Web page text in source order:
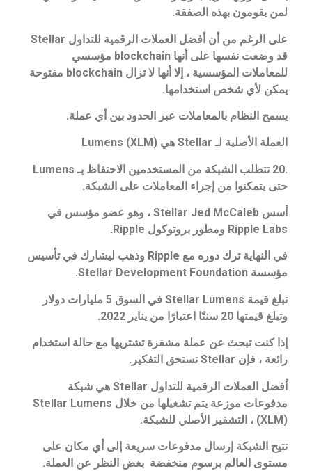
لمن يقومون بهذه الصفقة.
على الرغم من أن أفضل العملات الرقمية للتداول Stellar
قد وضعت نفسها على أنها blockchain مؤسسي
للمعاملات المؤسسية ، إلا أنها لا تزال blockchain مفتوحة
يمكن لأي شخص استخدامها.
يسمح النظام بالمعاملات عبر الحدود بين أي عملة.
العملة الأصلية لـ Stellar هي Lumens (XLM)
.20 تتطلب الشبكة من المستخدمين الاحتفاظ بـ Lumens
حتى يتمكنوا من إجراء المعاملات على الشبكة.
أسس Stellar Jed McCaleb ، وهو عضو مؤسس في
Ripple Labs ومطور بروتوكول Ripple.
في النهاية ترك دوره مع Ripple وذهب ليشارك في تأسيس
مؤسسة Stellar Development Foundation.
تبلغ قيمة Stellar Lumens في السوق 5 مليارات دولار
وتبلغ قيمتها 20 سنتًا اعتبارًا من يناير 2022.
إذا كنت تبحث عن عملة مشفرة تشتريها مع حالة استخدام
رائعة ، فإن Stellar تستحق التفكير.
أفضل العملات الرقمية للتداول Stellar هي شبكة
مدفوعات موزعة يتم تشغيلها من خلال Stellar Lumens
(XLM) ، التشفير الأصلي للشبكة.
تتيح الشبكة إرسال مدفوعات سريعة إلى أي مكان على
مستوى العالم برسوم منخفضة بغض النظر عن العملة.